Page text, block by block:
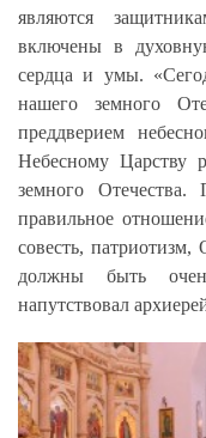
являются
включены в
сердца и умы.
нашего земного
преддверием
Небесному Царству
земного Отечества.
правильное
совесть,
должны быть
напутствовал